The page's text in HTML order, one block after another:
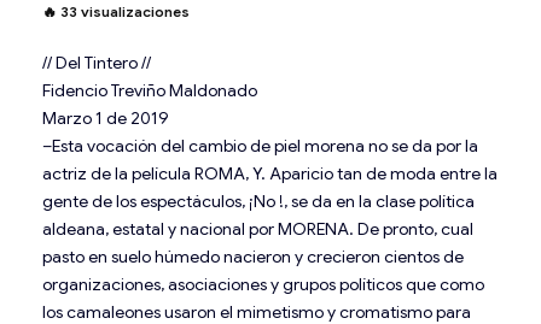
🔥 33 visualizaciones
// Del Tintero //
Fidencio Treviño Maldonado
Marzo 1 de 2019
–Esta vocación del cambio de piel morena no se da por la
actriz de la película ROMA, Y. Aparicio tan de moda entre la
gente de los espectáculos, ¡No !, se da en la clase política
aldeana, estatal y nacional por MORENA. De pronto, cual
pasto en suelo húmedo nacieron y crecieron cientos de
organizaciones, asociaciones y grupos políticos que como
los camaleones usaron el mimetismo y cromatismo para